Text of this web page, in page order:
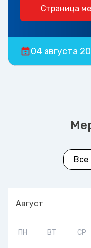
Страница
04 августа
Все
Август
ПН ВТ СР